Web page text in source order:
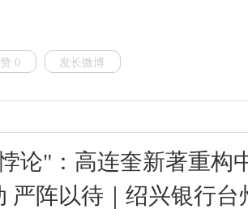
0 发长微博
论"：高连奎新著重构
严阵以待｜绍兴银行